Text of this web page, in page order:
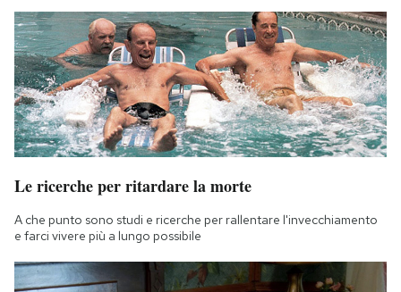
Le ricerche per ritardare la morte
A che punto sono studi e ricerche per rallentare l'invecchiamento
e farci vivere più a lungo possibile